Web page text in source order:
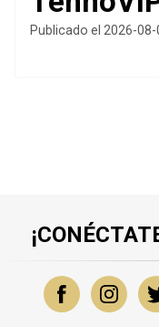
Publicado el 2026-08-